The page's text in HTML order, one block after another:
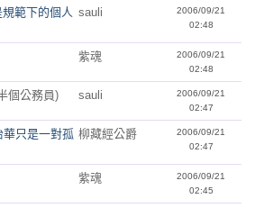
範下的個人 sauli
2006/09/21
02:48
紫魂
2006/09/21
02:48
個公務員) sauli
2006/09/21
02:47
只是一對孤 柳藏經公爵
2006/09/21
02:47
紫魂
2006/09/21
02:45